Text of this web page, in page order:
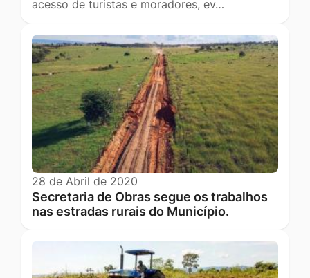
acesso de turistas e moradores, ev…
28 de Abril de 2020
Secretaria de Obras segue os trabalhos
nas estradas rurais do Município.